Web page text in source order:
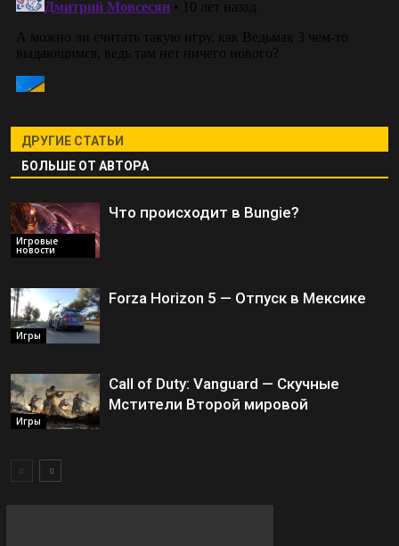
ДРУГИЕ СТАТЬИ
БОЛЬШЕ ОТ АВТОРА
Игровые
новости
Что происходит в Bungie?
Игры
Forza Horizon 5 — Отпуск в Мексике
Игры
Call of Duty: Vanguard — Скучные
Мстители Второй мировой